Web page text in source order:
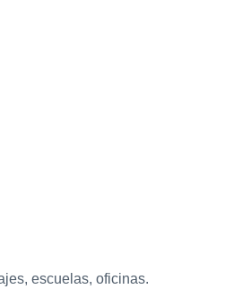
escuelas, oficinas.